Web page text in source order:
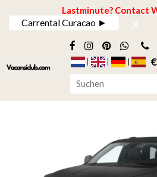
Lastminute? Contact
Carrental Curacao ► x
€